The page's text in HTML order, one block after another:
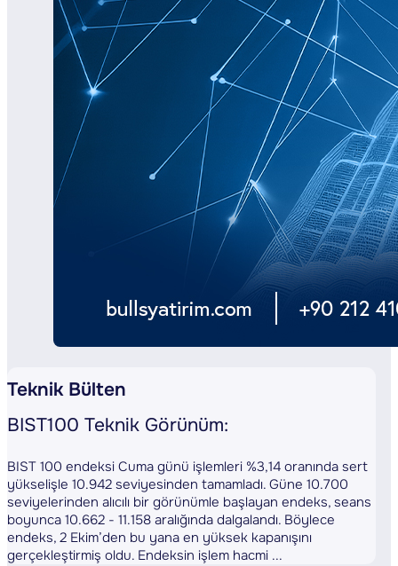
Teknik Bülten
BIST100 Teknik Görünüm:
BIST 100 endeksi Cuma günü işlemleri %3,14 oranında sert
yükselişle 10.942 seviyesinden tamamladı. Güne 10.700
seviyelerinden alıcılı bir görünümle başlayan endeks, seans
boyunca 10.662 - 11.158 aralığında dalgalandı. Böylece
endeks, 2 Ekim’den bu yana en yüksek kapanışını
gerçekleştirmiş oldu. Endeksin işlem hacmi ...